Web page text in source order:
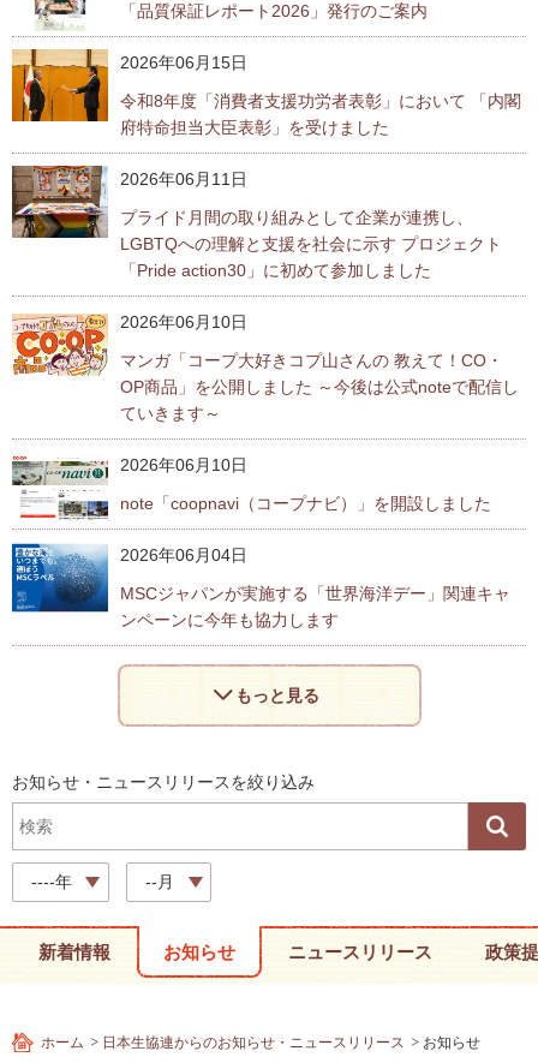
「品質保証レポート2026」発行のご案内
2026年06月15日
令和8年度「消費者支援功労者表彰」において 「内閣
府特命担当大臣表彰」を受けました
2026年06月11日
プライド月間の取り組みとして企業が連携し、
LGBTQへの理解と支援を社会に示す プロジェクト
「Pride action30」に初めて参加しました
2026年06月10日
マンガ「コープ大好きコプ山さんの 教えて！CO・
OP商品」を公開しました ～今後は公式noteで配信し
ていきます～
2026年06月10日
note「coopnavi（コープナビ）」を開設しました
2026年06月04日
MSCジャパンが実施する「世界海洋デー」関連キャ
ンペーンに今年も協力します
もっと見る
お知らせ・ニュースリリースを絞り込み
----年 --月
新着情報 お知らせ ニュースリリース 政策
ホーム 日本生協連からのお知らせ・ニュースリリース お知らせ